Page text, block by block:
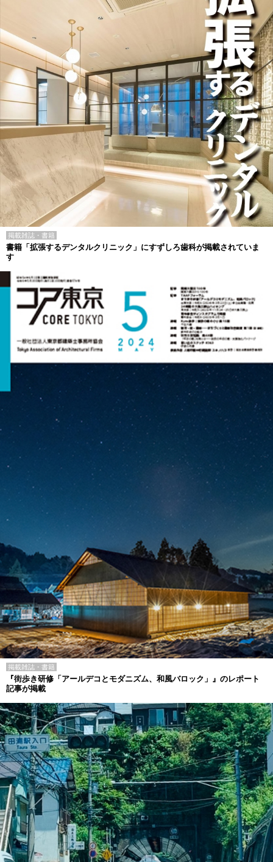
掲載雑誌・書籍
書籍「拡張するデンタルクリニック」にすずしろ歯科が掲載されていま
す
掲載雑誌・書籍
『街歩き研修「アールデコとモダニズム、和風バロック」』のレポート
記事が掲載